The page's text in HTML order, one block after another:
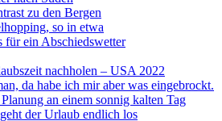
zu den Bergen
so in etwa
für ein Abschiedswetter
nachholen – USA 2022
da habe ich mir aber was eingebrockt.
an einem sonnig kalten Tag
der Urlaub endlich los